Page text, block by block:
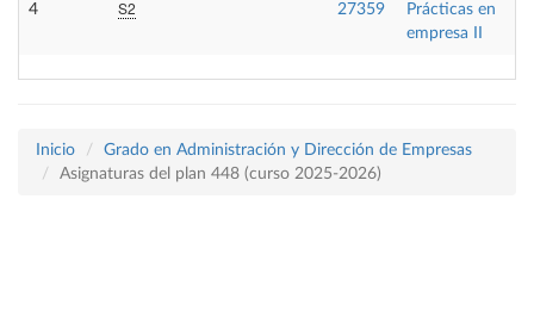
4 S2 27359
Prácticas en
empresa II
Inicio
Grado en Administración y Dirección de Empresas
Asignaturas del plan 448 (curso 2025-2026)